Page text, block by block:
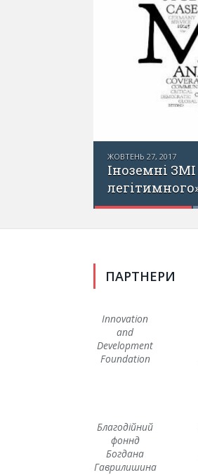
ПАРТНЕРИ
Innovation
and
Development
Foundation
Благодійний
фоннд
Богдана
Гаврилишина